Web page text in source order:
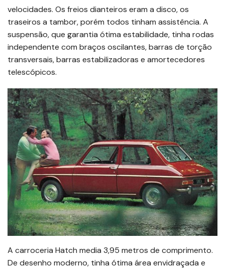
velocidades. Os freios dianteiros eram a disco, os
traseiros a tambor, porém todos tinham assistência. A
suspensão, que garantia ótima estabilidade, tinha rodas
independente com braços oscilantes, barras de torção
transversais, barras estabilizadoras e amortecedores
telescópicos.
A carroceria Hatch media 3,95 metros de comprimento.
De desenho moderno, tinha ótima área envidraçada e